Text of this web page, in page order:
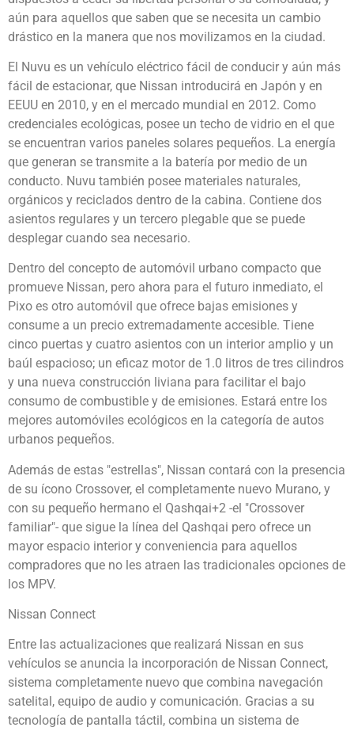
aún para aquellos que saben que se necesita un cambio
drástico en la manera que nos movilizamos en la ciudad.
El Nuvu es un vehículo eléctrico fácil de conducir y aún más
fácil de estacionar, que Nissan introducirá en Japón y en
EEUU en 2010, y en el mercado mundial en 2012. Como
credenciales ecológicas, posee un techo de vidrio en el que
se encuentran varios paneles solares pequeños. La energía
que generan se transmite a la batería por medio de un
conducto. Nuvu también posee materiales naturales,
orgánicos y reciclados dentro de la cabina. Contiene dos
asientos regulares y un tercero plegable que se puede
desplegar cuando sea necesario.
Dentro del concepto de automóvil urbano compacto que
promueve Nissan, pero ahora para el futuro inmediato, el
Pixo es otro automóvil que ofrece bajas emisiones y
consume a un precio extremadamente accesible. Tiene
cinco puertas y cuatro asientos con un interior amplio y un
baúl espacioso; un eficaz motor de 1.0 litros de tres cilindros
y una nueva construcción liviana para facilitar el bajo
consumo de combustible y de emisiones. Estará entre los
mejores automóviles ecológicos en la categoría de autos
urbanos pequeños.
Además de estas "estrellas", Nissan contará con la presencia
de su ícono Crossover, el completamente nuevo Murano, y
con su pequeño hermano el Qashqai+2 -el "Crossover
familiar"- que sigue la línea del Qashqai pero ofrece un
mayor espacio interior y conveniencia para aquellos
compradores que no les atraen las tradicionales opciones de
los MPV.
Nissan Connect
Entre las actualizaciones que realizará Nissan en sus
vehículos se anuncia la incorporación de Nissan Connect,
sistema completamente nuevo que combina navegación
satelital, equipo de audio y comunicación. Gracias a su
tecnología de pantalla táctil, combina un sistema de